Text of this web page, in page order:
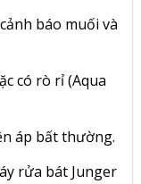
báo muối và
có rò rỉ (Aqua
áp bất thường.